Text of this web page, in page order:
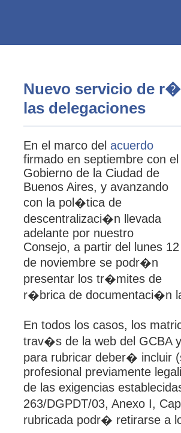
Nuevo servicio de
las delegaciones
En el marco del acuerdo
firmado en septiembre con el
Gobierno de la Ciudad de
Buenos Aires, y avanzando
con la pol�tica de
descentralizaci�n llevada
adelante por nuestro
Consejo, a partir del lunes 12
de noviembre se podr�n
presentar los tr�mites de
r�brica de documentaci�n
En todos los casos, los
trav�s de la web del GCBA
para rubricar deber� incluir
profesional previamente
de las exigencias
263/DGPDT/03, Anexo I,
rubricada podr� retirarse a